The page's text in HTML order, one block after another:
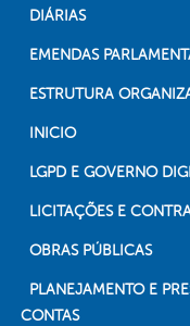
DIÁRIAS
EMENDAS
ESTRUTURA
INICIO
LGPD E GOVERNO
LICITAÇÕES E
OBRAS PÚBLICAS
PLANEJAMENTO E
CONTAS